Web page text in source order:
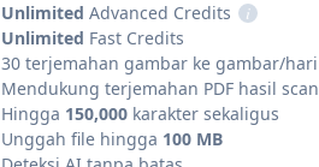
Unlimited Advanced Credits
i
Unlimited Fast Credits
30 terjemahan gambar ke gambar/hari
Mendukung terjemahan PDF hasil scan
Hingga 150,000karakter sekaligus
Unggah file hingga 100 MB